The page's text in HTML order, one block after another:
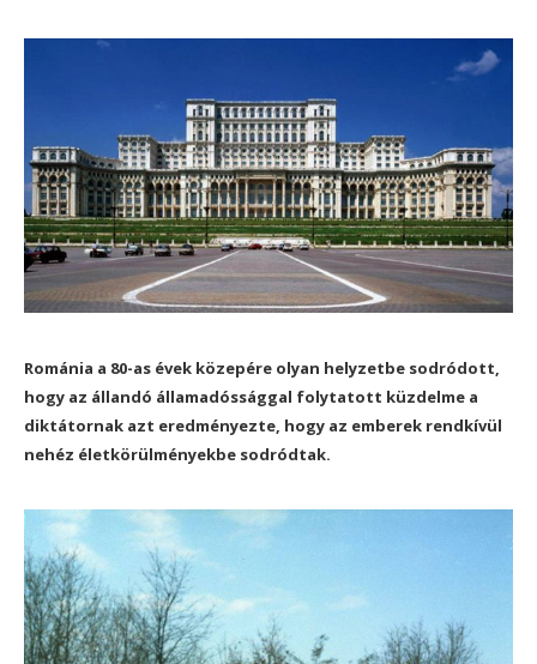
Románia a 80-as évek közepére olyan helyzetbe sodródott,
hogy az állandó államadóssággal folytatott küzdelme a
diktátornak azt eredményezte, hogy az emberek rendkívül
nehéz életkörülményekbe sodródtak.